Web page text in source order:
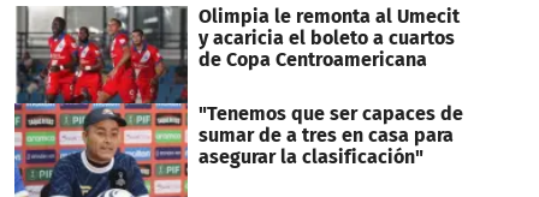
Olimpia le remonta al Umecit
y acaricia el boleto a cuartos
de Copa Centroamericana
"Tenemos que ser capaces de
sumar de a tres en casa para
asegurar la clasificación"